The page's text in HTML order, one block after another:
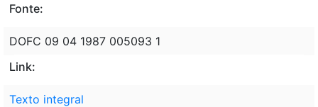
Fonte:
DOFC 09 04 1987 005093 1
Link:
Texto integral